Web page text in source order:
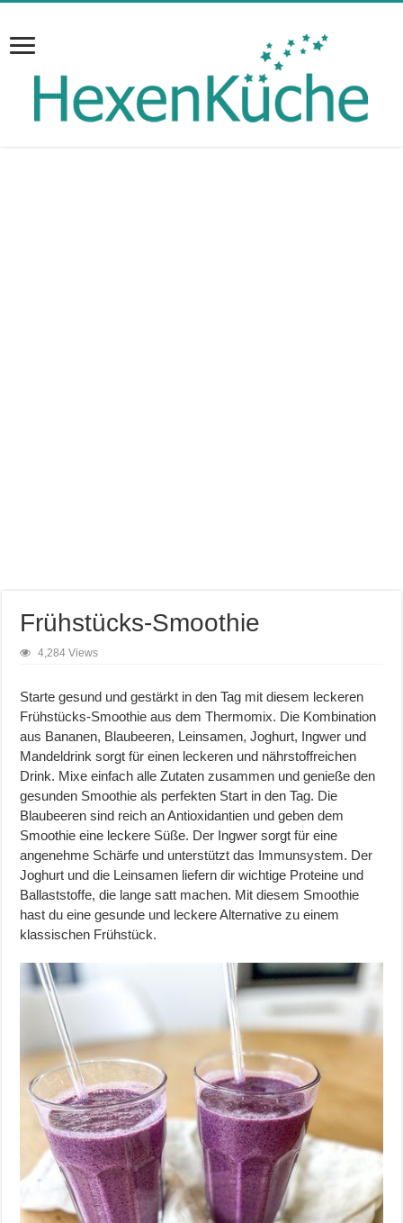
Frühstücks-Smoothie
4,284 Views
Starte gesund und gestärkt in den Tag mit diesem leckeren
Frühstücks-Smoothie aus dem Thermomix. Die Kombination
aus Bananen, Blaubeeren, Leinsamen, Joghurt, Ingwer und
Mandeldrink sorgt für einen leckeren und nährstoffreichen
Drink. Mixe einfach alle Zutaten zusammen und genieße den
gesunden Smoothie als perfekten Start in den Tag. Die
Blaubeeren sind reich an Antioxidantien und geben dem
Smoothie eine leckere Süße. Der Ingwer sorgt für eine
angenehme Schärfe und unterstützt das Immunsystem. Der
Joghurt und die Leinsamen liefern dir wichtige Proteine und
Ballaststoffe, die lange satt machen. Mit diesem Smoothie
hast du eine gesunde und leckere Alternative zu einem
klassischen Frühstück.